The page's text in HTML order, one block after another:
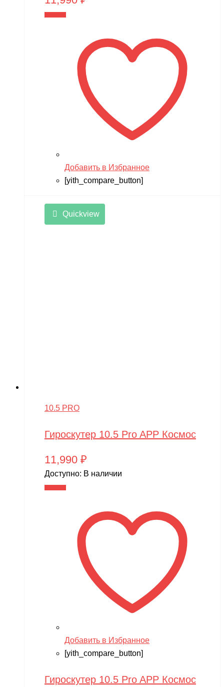
Добавить в Избранное
[yith_compare_button]
Quickview
10.5 PRO
Гироскутер 10.5 Pro APP Космос
11,990 ₽
Доступно: В наличии
Добавить в Избранное
[yith_compare_button]
Гироскутер 10.5 Pro APP Космос